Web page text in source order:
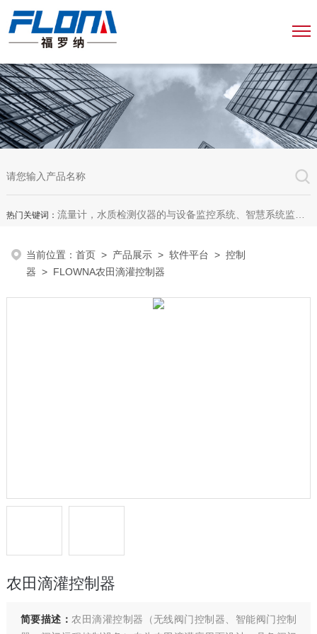
热门关键词： 流量计，水质检测仪器的与设备监控系统、智慧系统监测平台、智慧管网监测系统、园区安全生产与消防安全一体化系统
当前位置：首页 > 产品展示 >软件平台 >控制
器 > FLOWNA农田滴灌控制器
农田滴灌控制器
简要描述： 农田滴灌控制器（无线阀门控制器、智能阀门控制